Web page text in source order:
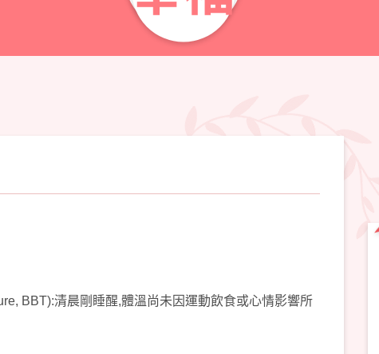
BBT):清晨剛睡醒,體溫尚未因運動飲食或心情影響所